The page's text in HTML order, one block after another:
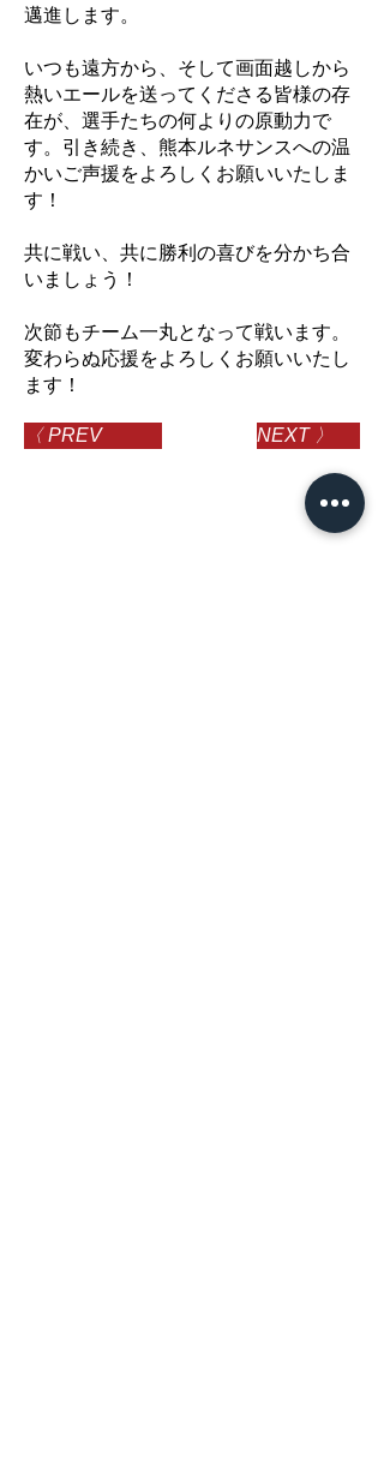
邁進します。
いつも遠方から、そして画面越しから
熱いエールを送ってくださる皆様の存
在が、選手たちの何よりの原動力で
す。引き続き、熊本ルネサンスへの温
かいご声援をよろしくお願いいたしま
す！
共に戦い、共に勝利の喜びを分かち合
いましょう！
次節もチーム一丸となって戦います。
変わらぬ応援をよろしくお願いいたし
ます！
〈 PREV NEXT 〉